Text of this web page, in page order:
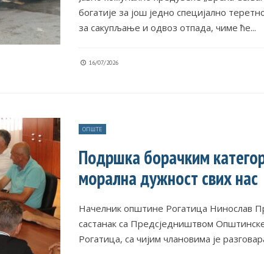
богатије за још једно специјално
за сакупљање и одвоз отпада, чиме ће...
16/07/2026
ОПШТЕ
Подршка борачким
морална дужност свих нас
Начелник општине Рогатица Нинослав
састанак са Предсједништвом
Рогатица, са чијим члановима је